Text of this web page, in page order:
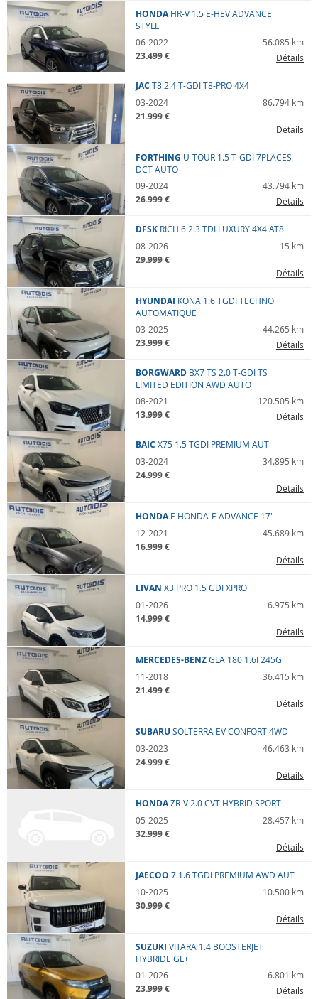
HONDA HR-V 1.5 E-HEV ADVANCE
STYLE
06-2022
56.085 km
23.499 € Détails
JAC T8 2.4 T-GDI T8-PRO 4X4
03-2024
86.794 km
21.999 €
Détails
FORTHING U-TOUR 1.5 T-GDI 7PLACES
DCT AUTO
09-2024
43.794 km
26.999 € Détails
DFSK RICH 6 2.3 TDI LUXURY 4X4 AT8
08-2026
15 km
29.999 €
Détails
HYUNDAI KONA 1.6 TGDI TECHNO
AUTOMATIQUE
03-2025
44.265 km
23.999 € Détails
BORGWARD BX7 TS 2.0 T-GDI TS
LIMITED EDITION AWD AUTO
08-2021
120.505 km
13.999 € Détails
BAIC X75 1.5 TGDI PREMIUM AUT
03-2024
34.895 km
24.999 €
Détails
HONDA E HONDA-E ADVANCE 17"
12-2021
45.689 km
16.999 €
Détails
LIVAN X3 PRO 1.5 GDI XPRO
01-2026
6.975 km
14.999 €
Détails
MERCEDES-BENZGLA 180 1.6I 245G
11-2018
36.415 km
21.499 €
Détails
SUBARU SOLTERRA EV CONFORT 4WD
03-2023
46.463 km
24.999 €
Détails
HONDAZR-V 2.0 CVT HYBRID SPORT
05-2025
28.457 km
32.999 €
Détails
JAECOO 7 1.6 TGDI PREMIUM AWD AUT
10-2025
10.500 km
30.999 €
Détails
SUZUKI VITARA 1.4 BOOSTERJET
HYBRIDE GL+
01-2026
6.801 km
23.999 € Détails